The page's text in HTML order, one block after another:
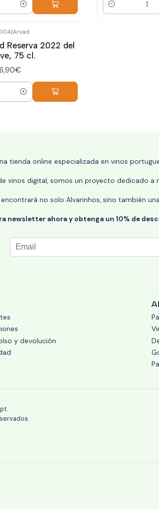
Cantidad
|Arvad
Reserva 2022 del
75 cl.
tienda online especializada en vinos
vinos digital, somos un proyecto dedicado
no solo Alvarinhos, sino también
newsletter ahora y obtenga un 10% de
y devolución